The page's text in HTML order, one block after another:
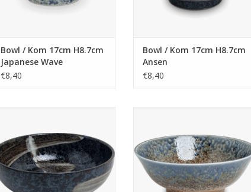
Bowl / Kom 17cm H8.7cm
Japanese Wave
€8,40
Bowl / Kom 17cm H8.7cm
Ansen
€8,40
TOEVOEGEN AAN WINKELWAGEN